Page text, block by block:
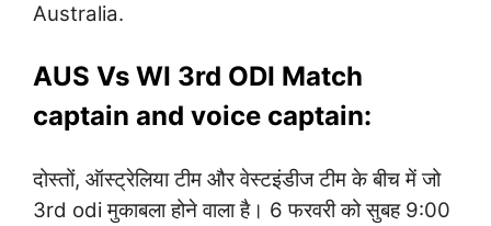
Australia.
AUS Vs WI 3rd ODI Match
captain and voice captain:
दोस्तों, ऑस्ट्रेलिया टीम और वेस्टइंडीज टीम के बीच में जो
3rd odi मुकाबला होने वाला है। 6 फरवरी को सुबह 9:00